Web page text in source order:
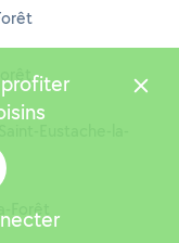
Eustache-la-